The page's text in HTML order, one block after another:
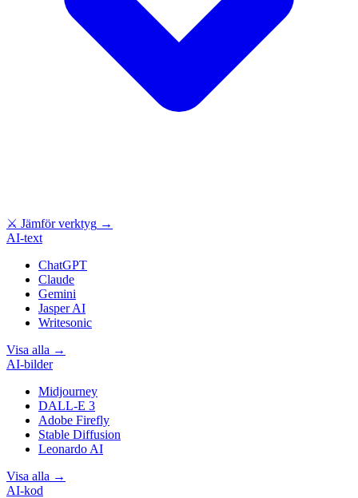
⚔ Jämför verktyg →
AI-text
ChatGPT
Claude
Gemini
Jasper AI
Writesonic
Visa alla →
AI-bilder
Midjourney
DALL-E 3
Adobe Firefly
Stable Diffusion
Leonardo AI
Visa alla →
AI-kod